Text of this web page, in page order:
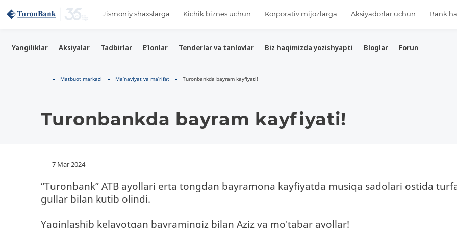
Jismoniy shaxslarga Kichik biznes uchun Korporativ mijozlarga Aksiyadorlar uchun Bank
Yangiliklar Aksiyalar Tadbirlar E’lonlar Tenderlar va tanlovlar Biz haqimizda yozishyapti Bloglar Forum
Matbuot markazi Ma’naviyat va ma’rifat Turonbankda bayram kayfiyati!
Turonbankda bayram kayfiyati!
7 Mar 2024
“Turonbank” ATB ayollari erta tongdan bayramona kayfiyatda musiqa sadolari ostida
gullar bilan kutib olindi.
Yaqinlashib kelayotgan bayramingiz bilan Aziz va mo'tabar ayollar!